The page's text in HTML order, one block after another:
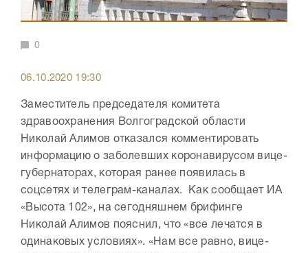
0
06.10.2020 19:30
Заместитель председателя комитета
здравоохранения Волгоградской области
Николай Алимов отказался комментировать
информацию о заболевших коронавирусом вице-
губернаторах, которая ранее появилась в
соцсетях и телеграм-каналах. Как сообщает ИА
«Высота 102», на сегодняшнем брифинге
Николай Алимов пояснил, что «все лечатся в
одинаковых условиях». «Нам все равно, вице-